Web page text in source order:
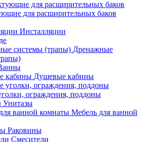
для расширительных баков
Инсталляции
Дренажные
Душевые кабины
ограждения, поддоны
Унитазы
Мебель для ванной
Раковины
Смесители